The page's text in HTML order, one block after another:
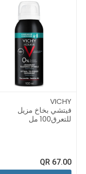
VICHY
فيتشي بخاخ مزيل
للتعرق100 مل
QR 67.00